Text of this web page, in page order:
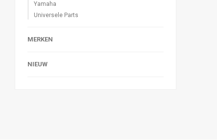
Yamaha
Universele Parts
MERKEN
NIEUW